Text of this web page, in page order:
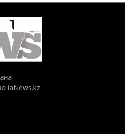
iaNews.kz